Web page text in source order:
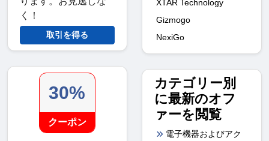
く！
取引を得る
30%
クーポン
XTAR Technology
Gizmogo
NexiGo
カテゴリー別
に最新のオフ
ァーを閲覧
電子機器およびアク